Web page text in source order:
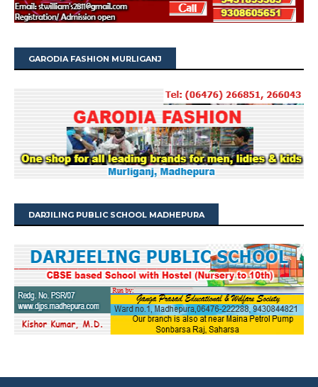
GARODIA FASHION MURLIGANJ
DARJILING PUBLIC SCHOOL MADHEPURA